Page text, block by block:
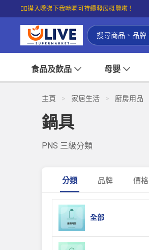
☝🏼㩒入嚟睇下我哋嘅可持續發展概覽啦！
食品及飲品 母嬰
主頁 > 家居生活 > 廚房用品
鍋具
PNS 三級分類
分類 品牌 價格
全部